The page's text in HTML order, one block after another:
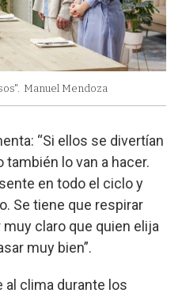
Manuel Mendoza
“Si ellos se divertían
también lo van a hacer.
en todo el ciclo y
Se tiene que respirar
claro que quien elija
muy bien”.
al clima durante los